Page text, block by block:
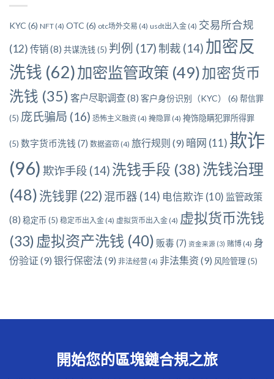
KYC (6) NFT (4) OTC (6) otc场外交易 (4) usdt出入金 (4) 交易所合规
(12) 传销(8) 共谋洗钱(5) 判例 (17)制裁 (14) 加密反
洗钱 (62)加密监管政策 (49)加密货币
洗钱 (35) 客户尽职调查(8) 客户身份识别（KYC） (6) 帮信罪
(5) 庞氏骗局 (16) 恐怖主义融资 (4) 掩隐罪 (4) 掩饰隐瞒犯罪所得罪
(5) 数字货币洗钱 (7) 数据盗窃 (4) 旅行规则 (9) 暗网 (11) 欺诈
(96) 欺诈手段 (14) 洗钱手段 (38)洗钱治理
(48) 洗钱罪 (22) 混币器 (14) 电信欺诈 (10) 监管政策
(8) 稳定币 (5) 稳定币出入金 (4) 虚拟货币出入金 (4) 虚拟货币洗钱
(33) 虚拟资产洗钱 (40) 贩毒 (7) 资金来源 (3) 赌博 (4) 身
份验证 (9) 银行保密法 (9) 非法经营 (4) 非法集资 (9) 风险管理(5)
開始您的區塊鏈合規之旅